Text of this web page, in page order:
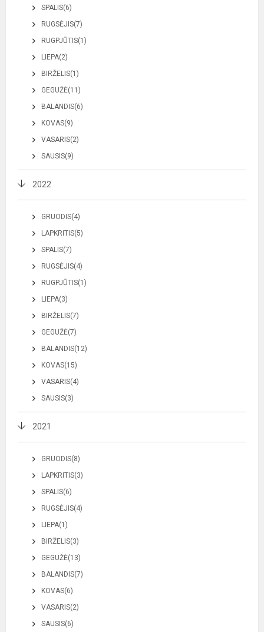
SPALIS(6)
RUGSĖJIS(7)
RUGPJŪTIS(1)
LIEPA(2)
BIRŽELIS(1)
GEGUŽĖ(11)
BALANDIS(6)
KOVAS(9)
VASARIS(2)
SAUSIS(9)
2022
GRUODIS(4)
LAPKRITIS(5)
SPALIS(7)
RUGSĖJIS(4)
RUGPJŪTIS(1)
LIEPA(3)
BIRŽELIS(7)
GEGUŽĖ(7)
BALANDIS(12)
KOVAS(15)
VASARIS(4)
SAUSIS(3)
2021
GRUODIS(8)
LAPKRITIS(3)
SPALIS(6)
RUGSĖJIS(4)
LIEPA(1)
BIRŽELIS(3)
GEGUŽĖ(13)
BALANDIS(7)
KOVAS(6)
VASARIS(2)
SAUSIS(6)